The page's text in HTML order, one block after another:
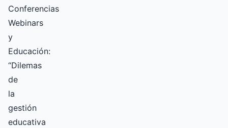
Conferencias
Webinars
y
Educación:
“Dilemas
de
la
gestión
educativa